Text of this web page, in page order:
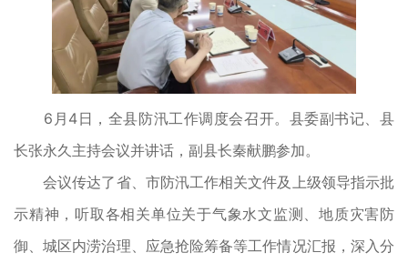
6月4日，全县防汛工作调度会召开。县委副书记、县
长张永久主持会议并讲话，副县长秦献鹏参加。
会议传达了省、市防汛工作相关文件及上级领导指示批
示精神，听取各相关单位关于气象水文监测、地质灾害防
御、城区内涝治理、应急抢险筹备等工作情况汇报，深入分